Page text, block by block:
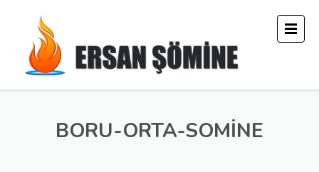
BORU-ORTA-SOMINE